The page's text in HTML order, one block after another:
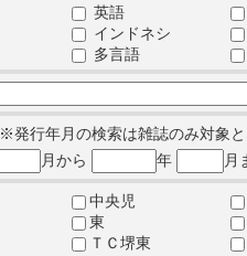
英語
インドネシ
多言語
※発行年月の検索は雑誌のみ対象と
月から 年 月
中央児
東
ＴＣ堺東